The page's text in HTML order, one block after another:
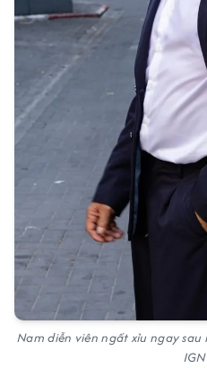
Nam diễn viên ngất xỉu ngay